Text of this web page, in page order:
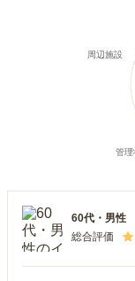
60代 ・ 男性
総合評価